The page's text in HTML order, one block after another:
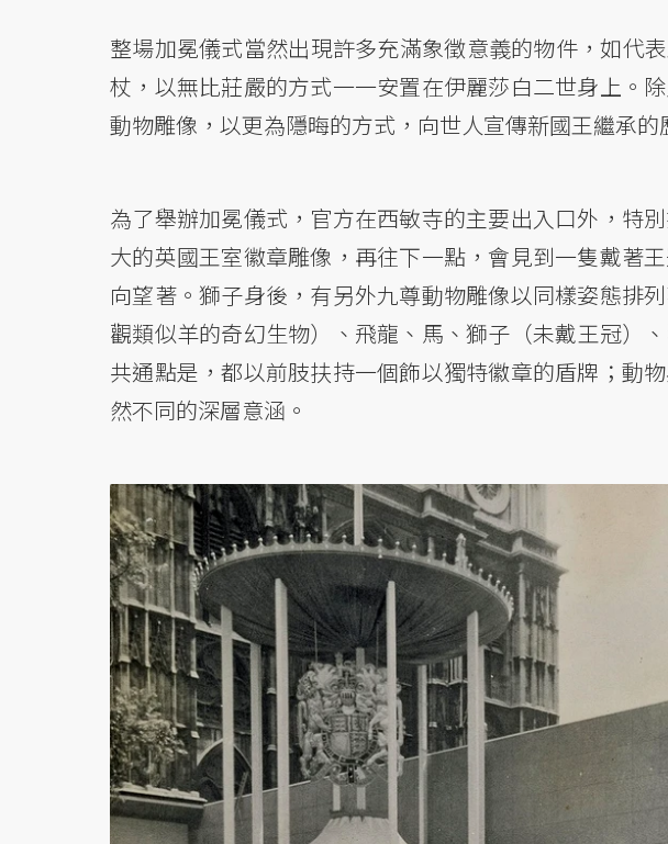
整場加冕儀式當然出現許多充滿象徵意義的物件，如代
杖，以無比莊嚴的方式一一安置在伊麗莎白二世身上。
動物雕像，以更為隱晦的方式，向世人宣傳新國王繼承的
為了舉辦加冕儀式，官方在西敏寺的主要出入口外，特
大的英國王室徽章雕像，再往下一點，會見到一隻戴著
向望著。獅子身後，有另外九尊動物雕像以同樣姿態排
觀類似羊的奇幻生物）、飛龍、馬、獅子（未戴王冠）、
共通點是，都以前肢扶持一個飾以獨特徽章的盾牌；動
然不同的深層意涵。